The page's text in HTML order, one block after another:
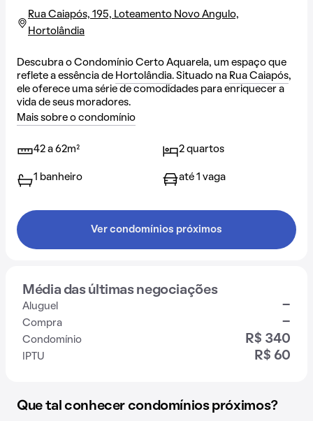
Rua Caiapós, 195, Loteamento Novo Angulo,
Hortolândia
Descubra o Condomínio Certo Aquarela, um espaço que
reflete a essência de Hortolândia. Situado na Rua Caiapós,
ele oferece uma série de comodidades para enriquecer a
vida de seus moradores.
Mais sobre o condomínio
42 a 62m² 2 quartos
1 banheiro até 1 vaga
Ver condomínios próximos
Média das últimas negociações
Aluguel -
Compra -
Condomínio R$ 340
IPTU R$ 60
Que tal conhecer condomínios próximos?